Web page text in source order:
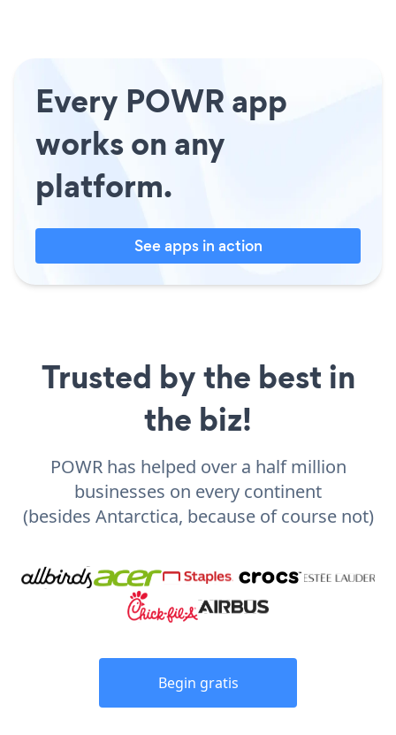
Every POWR app
works on any
platform.
See apps in action
Trusted by the best in
the biz!
POWR has helped over a half million
businesses on every continent
(besides Antarctica, because of course not)
Begin gratis